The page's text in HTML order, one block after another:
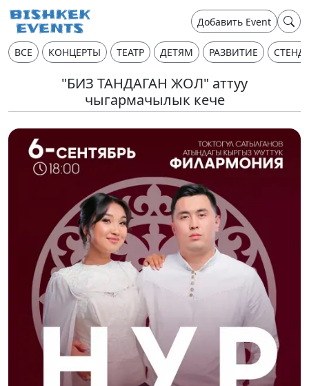
Добавить Event
ВСЕ КОНЦЕРТЫ ТЕАТР ДЕТЯМ РАЗВИТИЕ
"БИЗ ТАНДАГАН ЖОЛ" аттуу
чыгармачылык кече